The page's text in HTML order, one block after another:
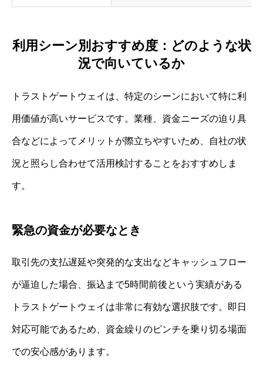
利用シーン別おすすめ度：どのような状
況で向いているか
トラストゲートウェイは、特定のシーンにおいて特に利
用価値が高いサービスです。業種、資金ニーズの迫り具
合などによってメリットが際立ちやすいため、自社の状
況と照らし合わせて活用検討することをおすすめしま
す。
緊急の資金が必要なとき
取引先の支払遅延や突発的な支出などキャッシュフロー
が逼迫した場合、振込まで5時間前後という実績がある
トラストゲートウェイは非常に有効な選択肢です。即日
対応可能であるため、資金繰りのピンチを乗り切る場面
での安心感があります。